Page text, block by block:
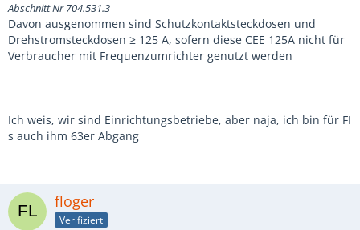
Abschnitt Nr 704.531.3
Davon ausgenommen sind Schutzkontaktsteckdosen und
Drehstromsteckdosen ≥ 125 A, sofern diese CEE 125A nicht für
Verbraucher mit Frequenzumrichter genutzt werden
Ich weis, wir sind Einrichtungsbetriebe, aber naja, ich bin für FI
s auch ihm 63er Abgang
floger
Verifiziert